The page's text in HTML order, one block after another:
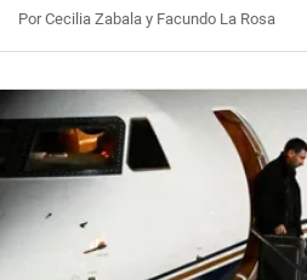
Por Cecilia Zabala y Facundo La Rosa